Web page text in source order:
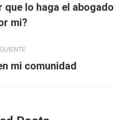
Publicación
anterior:
que lo haga el abogado
mi?
Publicación
mi comunidad